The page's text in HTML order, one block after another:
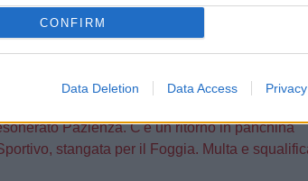
CONFIRM
Data Deletion Data Access
arbitra un fischietto di Ostia Lido
Pazienza. C'è un ritorno in panchina
stangata per il Foggia. Multa e squalifica del